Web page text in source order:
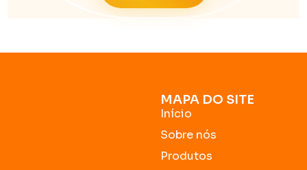
MAPA DO SITE
Início
Sobre nós
Produtos